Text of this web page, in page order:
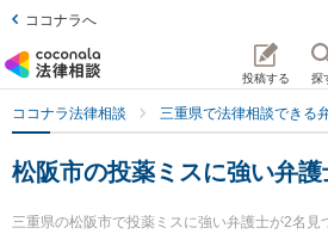
ココナラへ
投稿する 探
ココナラ法律相談 三重県で法律相談できる
松阪市の投薬ミスに強い弁護
三重県の松阪市で投薬ミスに強い弁護士が2名見